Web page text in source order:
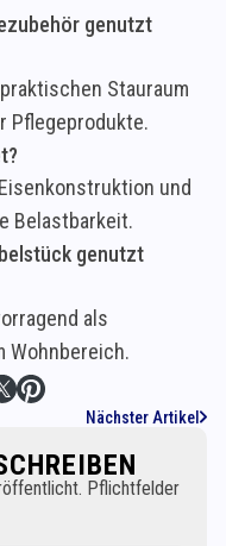
genutzt
Stauraum
Pflegeprodukte.
und
Belastbarkeit.
genutzt
als
Wohnbereich.
Nächster Artikel
Pflichtfelder